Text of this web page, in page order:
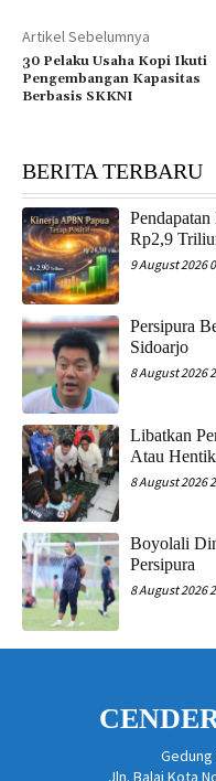
Artikel Sebelumnya
30 Pelaku Usaha Kopi Ikuti
Pengembangan Kapasitas
Berbasis SKKNI
BERITA TERBARU
Rp2,9
9 August 2026
Persipura
Sidoarjo
8 August 2026
Libatkan
Atau
8 August 2026
Boyolali
Persipura
8 August 2026
Gedung
Jln. Balai Kota